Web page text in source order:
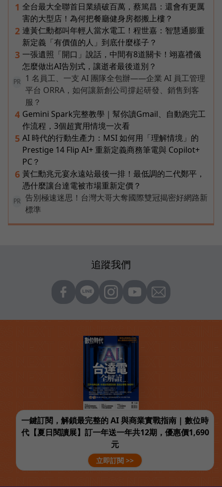
1 全台最大全聯首日業績破百萬，蔡篤昌：還會有更厲
害的大型店！為何把餐廳健身房都搬上樓？
2 連黃仁勳都叫年輕人當水電工！程世嘉：智慧通膨重
新定義「有價值的人」到底什麼樣子？
3 一張遺照「開口」說話，中間有8道關卡！翊嘉禮儀
怎麼做出AI告別式，讓逝者最後道別？
PR
1 名員工、一支 AI 團隊全包辦——企業 AI 員工管理
平台 ORRA，如何讓新創公司撐起研發、銷售到客
服？
4 Gemini Spark完整教學｜幫你讀Gmail、自動跑完工
作流程，3個超實用情境一次看
5 AI 時代的行動生產力：MSI 如何用「理解情境」的
Prestige 14 Flip AI+ 重新定義商務筆電與 Copilot+
PC？
6 黃仁勳兆元宴永遠站最後一排！最低調的二代鄭平，
憑什麼讓台達電被市場重新定價？
PR
告別極速迷思！台灣大哥大奪國際雙冠揭密好網路新
標準
追蹤我們
一鍵訂閱，解鎖最完整的 AI 與商業實戰指南 | 數位時
代【夏日閱讀展】訂一年送一年共12期，優惠價1,690
元
立即訂閱 >>